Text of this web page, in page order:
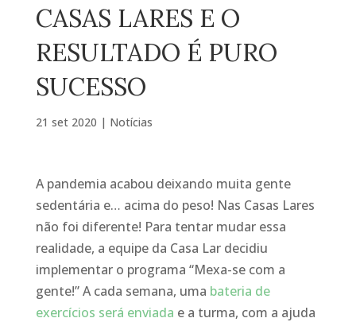
CASAS LARES E O
RESULTADO É PURO
SUCESSO
21 set 2020 | Notícias
A pandemia acabou deixando muita gente
sedentária e… acima do peso! Nas Casas Lares
não foi diferente! Para tentar mudar essa
realidade, a equipe da Casa Lar decidiu
implementar o programa “Mexa-se com a
gente!” A cada semana, uma bateria de
exercícios será enviada e a turma, com a ajuda